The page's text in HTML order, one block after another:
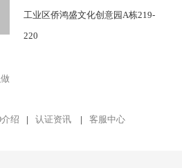
工业区侨鸿盛文化创意园A栋219-
220
绍 | 认证资讯 | 客服中心